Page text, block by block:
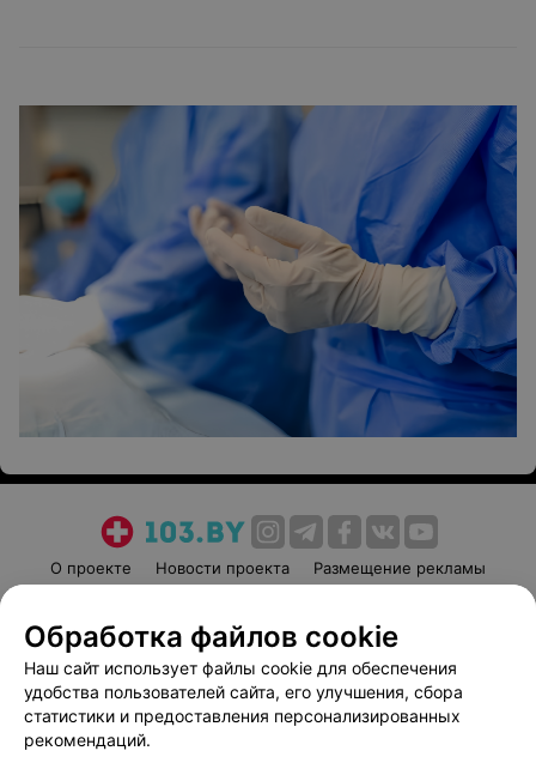
О проекте Новости проекта
Размещение рекламы
Пользовательское соглашение
Способы оплаты
Вакансии
Партнеры
Написать руководителю 103.by
Обработка файлов cookie
Наш сайт использует файлы cookie для обеспечения
удобства пользователей сайта, его улучшения, сбора
статистики и предоставления персонализированных
рекомендаций.